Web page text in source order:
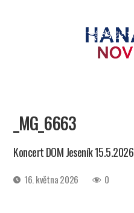
_MG_6663
Koncert DOM Jeseník 15.5.2026
Datum16. května 2026 0